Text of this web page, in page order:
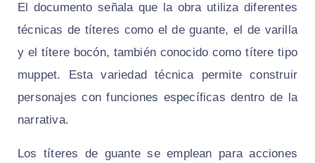
El documento señala que la obra utiliza diferentes
técnicas de títeres como el de guante, el de varilla
y el títere bocón, también conocido como títere tipo
muppet. Esta variedad técnica permite construir
personajes con funciones específicas dentro de la
narrativa.
Los títeres de guante se emplean para acciones